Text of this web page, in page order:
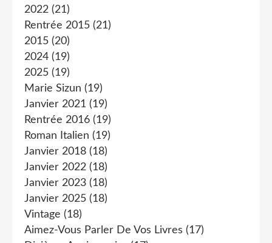
2022 (21)
Rentrée 2015 (21)
2015 (20)
2024 (19)
2025 (19)
Marie Sizun (19)
Janvier 2021 (19)
Rentrée 2016 (19)
Roman Italien (19)
Janvier 2018 (18)
Janvier 2022 (18)
Janvier 2023 (18)
Janvier 2025 (18)
Vintage (18)
Aimez-Vous Parler De Vos Livres (17)